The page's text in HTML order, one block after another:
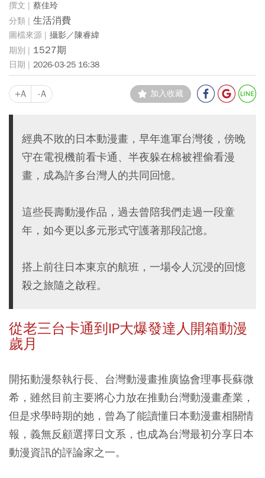
蔡佳玲
生活消費
攝影／陳睿緯
1527期
2026-03-25 16:38
+A -A 加入收藏
經典不敗的日本動漫畫，早年進軍台灣後，傍晚
守在電視機前看卡通、半夜躲在棉被裡偷看漫
畫，成為許多台灣人的共同回憶。
這些長壽動漫作品，過去曾陪我們走過一段童
年，如今更以多元形式守護著那段記憶。
搭上前往日本東京的航班，一場令人沉浸的回憶
殺之旅隨之啟程。
從老三台卡通到IP大爆發達人開箱動漫
歲月
開拓動漫祭執行長、台灣動漫畫推廣協會理事長蘇微
希，雖然目前主要將心力放在推動台灣動漫畫產業，
但是求學時期的她，曾為了能讀懂日本動漫畫相關情
報，義無反顧選擇日文系，也成為台灣最初分享日本
動漫資訊的評論家之一。